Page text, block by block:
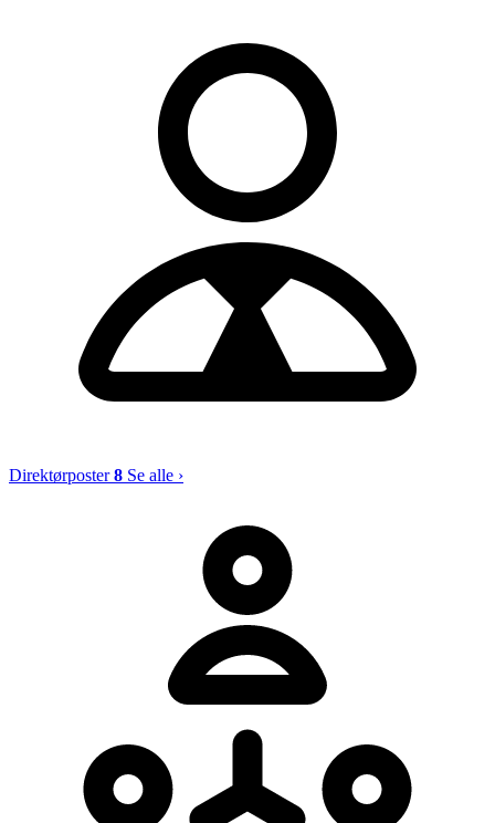
Direktørposter8 Se alle ›